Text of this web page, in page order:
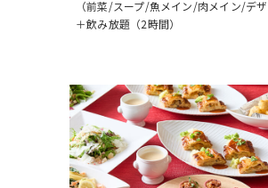
（前菜/スープ/魚メイン/肉メイン/デザ
＋飲み放題（2時間）